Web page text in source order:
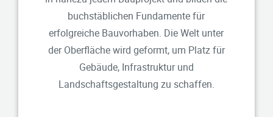
buchstäblichen Fundamente für
erfolgreiche Bauvorhaben. Die Welt unter
der Oberfläche wird geformt, um Platz für
Gebäude, Infrastruktur und
Landschaftsgestaltung zu schaffen.